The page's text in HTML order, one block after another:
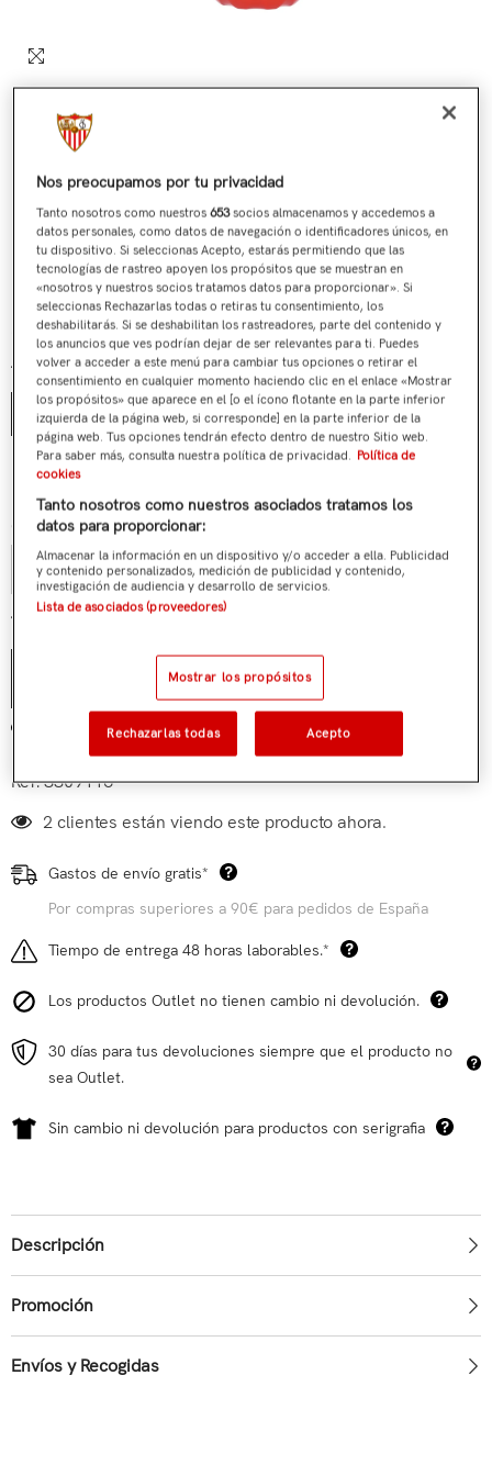
Botella Roja
Precio regular
€19,90
Talla:Unica
Unica
¿Tienes alguna duda?
Cantidad:
Total parcial: €19,90
AÑADIR AL CARRITO
Añadir a mi lista de deseos
Ref:3309116
2 clientes están viendo este producto ahora.
Gastos de envío gratis*
Por compras superiores a 90€ para pedidos de España
Tiempo de entrega 48 horas laborables.*
Los productos Outlet no tienen cambio ni devolución.
30 días para tus devoluciones siempre que el producto no
sea Outlet.
Sin cambio ni devolución para productos con serigrafia
Descripción
Promoción
Envíos y Recogidas
Nos preocupamos por tu privacidad
Tanto nosotros como nuestros653socios almacenamos y accedemos a
datos personales, como datos de navegación o identificadores únicos, en
tu dispositivo. Si seleccionas Acepto, estarás permitiendo que las
tecnologías de rastreo apoyen los propósitos que se muestran en
«nosotros y nuestros socios tratamos datos para proporcionar». Si
seleccionas Rechazarlas todas o retiras tu consentimiento, los
deshabilitarás. Si se deshabilitan los rastreadores, parte del contenido y
los anuncios que ves podrían dejar de ser relevantes para ti. Puedes
volver a acceder a este menú para cambiar tus opciones o retirar el
consentimiento en cualquier momento haciendo clic en el enlace «Mostrar
los propósitos» que aparece en el [o el ícono flotante en la parte inferior
izquierda de la página web, si corresponde] en la parte inferior de la
página web. Tus opciones tendrán efecto dentro de nuestro Sitio web.
Para saber más, consulta nuestra política de privacidad. Política de
cookies
Tanto nosotros como nuestros asociados tratamos los
datos para proporcionar:
Almacenar la información en un dispositivo y/o acceder a ella. Publicidad
y contenido personalizados, medición de publicidad y contenido,
investigación de audiencia y desarrollo de servicios.
Lista de asociados (proveedores)
Mostrar los propósitos
Rechazarlas todas Acepto